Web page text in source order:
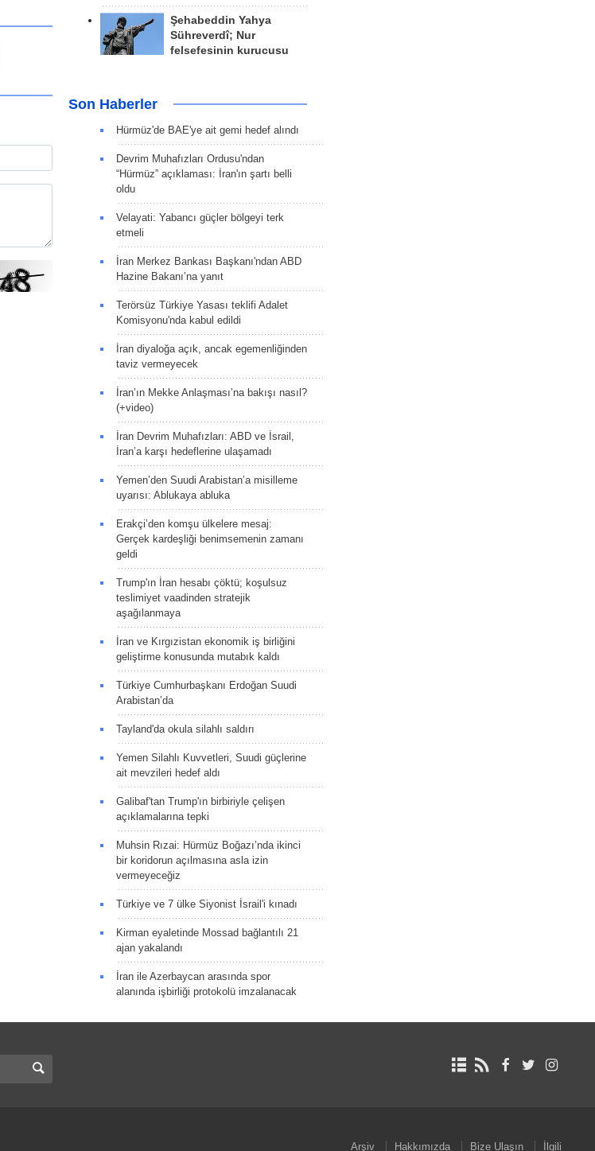
Şehabeddin Yahya
Sühreverdî; Nur
felsefesinin kurucusu
Son Haberler
Hürmüz'de BAE'ye ait gemi hedef alındı
Devrim Muhafızları Ordusu'ndan
“Hürmüz” açıklaması: İran'ın şartı belli
oldu
Velayati: Yabancı güçler bölgeyi terk
etmeli
İran Merkez Bankası Başkanı'ndan ABD
Hazine Bakanı’na yanıt
Terörsüz Türkiye Yasası teklifi Adalet
Komisyonu'nda kabul edildi
İran diyaloğa açık, ancak egemenliğinden
taviz vermeyecek
İran’ın Mekke Anlaşması’na bakışı nasıl?
(+video)
İran Devrim Muhafızları: ABD ve İsrail,
İran’a karşı hedeflerine ulaşamadı
Yemen’den Suudi Arabistan’a misilleme
uyarısı: Ablukaya abluka
Erakçi’den komşu ülkelere mesaj:
Gerçek kardeşliği benimsemenin zamanı
geldi
Trump'ın İran hesabı çöktü; koşulsuz
teslimiyet vaadinden stratejik
aşağılanmaya
İran ve Kırgızistan ekonomik iş birliğini
geliştirme konusunda mutabık kaldı
Türkiye Cumhurbaşkanı Erdoğan Suudi
Arabistan’da
Tayland'da okula silahlı saldırı
Yemen Silahlı Kuvvetleri, Suudi güçlerine
ait mevzileri hedef aldı
Galibaf'tan Trump'ın birbiriyle çelişen
açıklamalarına tepki
Muhsin Rızai: Hürmüz Boğazı’nda ikinci
bir koridorun açılmasına asla izin
vermeyeceğiz
Türkiye ve 7 ülke Siyonist İsrail'i kınadı
Kirman eyaletinde Mossad bağlantılı 21
ajan yakalandı
İran ile Azerbaycan arasında spor
alanında işbirliği protokolü imzalanacak
Arşiv Hakkımızda Bize Ulaşın İlgili